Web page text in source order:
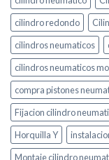
cilindro redondo
cilindros neumaticos
cilindros neumaticos
compra pistones
Fijacion cilindro
Horquilla Y
Montaje cilindro